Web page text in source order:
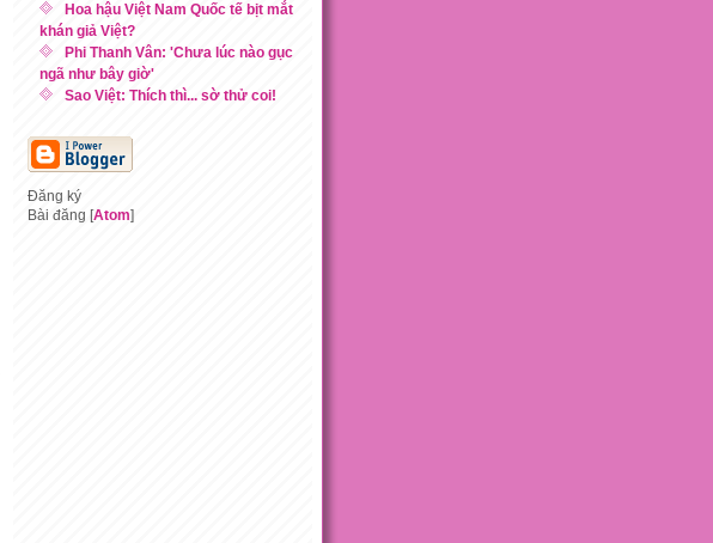
Hoa hậu Việt Nam Quốc tế bịt mắt
khán giả Việt?
Phi Thanh Vân: 'Chưa lúc nào gục
ngã như bây giờ'
Sao Việt: Thích thì... sờ thử coi!
Đăng ký
Bài đăng [Atom]